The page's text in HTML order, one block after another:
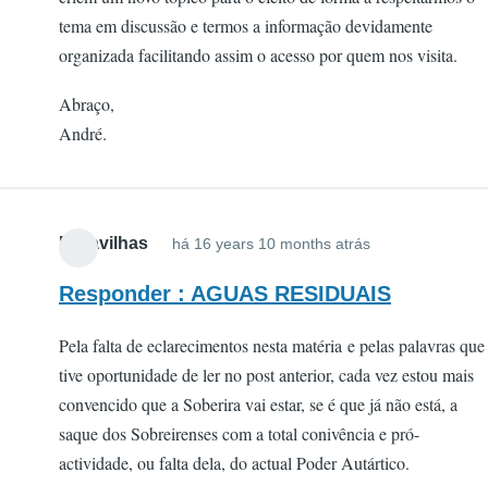
tema em discussão e termos a informação devidamente
organizada facilitando assim o acesso por quem nos visita.
Abraço,
André.
Maravilhas há 16 years 10 months atrás
Responder : AGUAS RESIDUAIS
Pela falta de eclarecimentos nesta matéria e pelas palavras que
tive oportunidade de ler no post anterior, cada vez estou mais
convencido que a Soberira vai estar, se é que já não está, a
saque dos Sobreirenses com a total conivência e pró-
actividade, ou falta dela, do actual Poder Autártico.